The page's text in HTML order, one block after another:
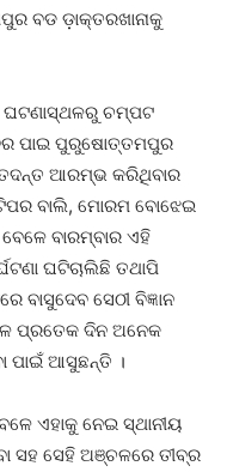
ବଡ ଡ଼ାକ୍ତରଖାନାକୁ
ଘଟଣାସ୍ଥଳରୁ ଚମ୍ପଟ
ପାଇ ପୁରୁଷୋତ୍ତମପୁର
ଆରମ୍ଭ କରିଥିବାର
ବାଲି, ମୋରମ ବୋଝେଇ
ବାରମ୍ବାର ଏହି
ଘଟିଚାଲିଛି ତଥାପି
ବାସୁଦେବ ସେଠୀ ବିଜ୍ଞାନ
ପ୍ରତେକ ଦିନ ଅନେକ
ପାଇଁ ଆସୁଛନ୍ତି ।
ଏହାକୁ ନେଇ ସ୍ଥାନୀୟ
ସହ ସେହି ଅଞ୍ଚଳରେ ତୀବ୍ର